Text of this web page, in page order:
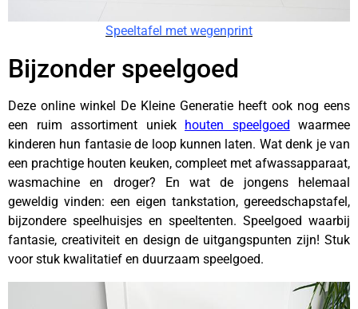
Speeltafel met wegenprint
Bijzonder speelgoed
Deze online winkel De Kleine Generatie heeft ook nog eens
een ruim assortiment uniek houten speelgoed waarmee
kinderen hun fantasie de loop kunnen laten. Wat denk je van
een prachtige houten keuken, compleet met afwassapparaat,
wasmachine en droger? En wat de jongens helemaal
geweldig vinden: een eigen tankstation, gereedschapstafel,
bijzondere speelhuisjes en speeltenten. Speelgoed waarbij
fantasie, creativiteit en design de uitgangspunten zijn! Stuk
voor stuk kwalitatief en duurzaam speelgoed.